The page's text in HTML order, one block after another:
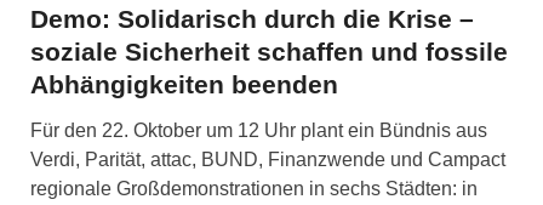
Demo: Solidarisch durch die Krise –
soziale Sicherheit schaffen und fossile
Abhängigkeiten beenden
Für den 22. Oktober um 12 Uhr plant ein Bündnis aus
Verdi, Parität, attac, BUND, Finanzwende und Campact
regionale Großdemonstrationen in sechs Städten: in